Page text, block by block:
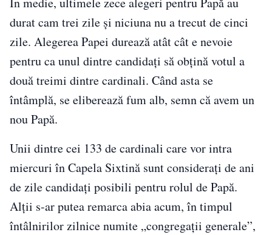
durat cam trei zile și niciuna nu a trecut de cinci
zile. Alegerea Papei durează atât cât e nevoie
pentru ca unul dintre candidați să obțină votul a
două treimi dintre cardinali. Când asta se
întâmplă, se eliberează fum alb, semn că avem un
nou Papă.
Unii dintre cei 133 de cardinali care vor intra
miercuri în Capela Sixtină sunt considerați de ani
de zile candidați posibili pentru rolul de Papă.
Alții s-ar putea remarca abia acum, în timpul
întâlnirilor zilnice numite „congregații generale”,